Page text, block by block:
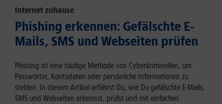
Internet zuhause
Phishing erkennen: Gefälschte E-
Mails, SMS und Webseiten prüfen
Phishing ist eine häufige Methode von Cyberkriminellen, um
Passwörter, Kontodaten oder persönliche Informationen zu
stehlen. In diesem Artikel erfährst Du, wie Du gefälschte E-Mails,
SMS und Webseiten erkennst, prüfst und mit einfachen